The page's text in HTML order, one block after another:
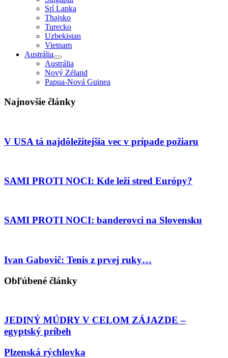
Srí Lanka
Thajsko
Turecko
Uzbekistan
Vietnam
Austrália
Austrália
Nový Zéland
Papua-Nová Guinea
Najnovšie články
V USA tá najdôležitejšia vec v prípade požiaru
SAMI PROTI NOCI: Kde leží stred Európy?
SAMI PROTI NOCI: banderovci na Slovensku
Ivan Gabovič: Tenis z prvej ruky…
Obľúbené články
JEDINÝ MÚDRY V CELOM ZÁJAZDE –
egyptský príbeh
Plzenská rýchlovka